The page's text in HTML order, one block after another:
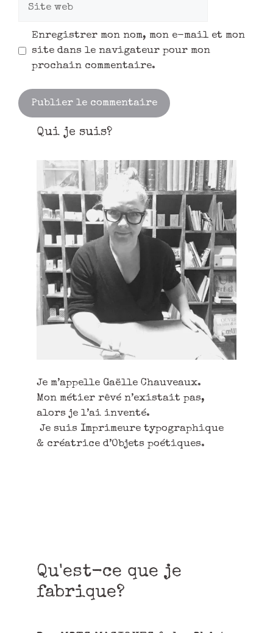
Enregistrer mon nom, mon e-mail et mon
site dans le navigateur pour mon
prochain commentaire.
Qui je suis?
Je m’appelle Gaëlle Chauveaux.
Mon métier rêvé n’existait pas,
alors je l’ai inventé.
Je suis Imprimeure typographique
& créatrice d’Objets poétiques.
Qu'est-ce que je
fabrique?